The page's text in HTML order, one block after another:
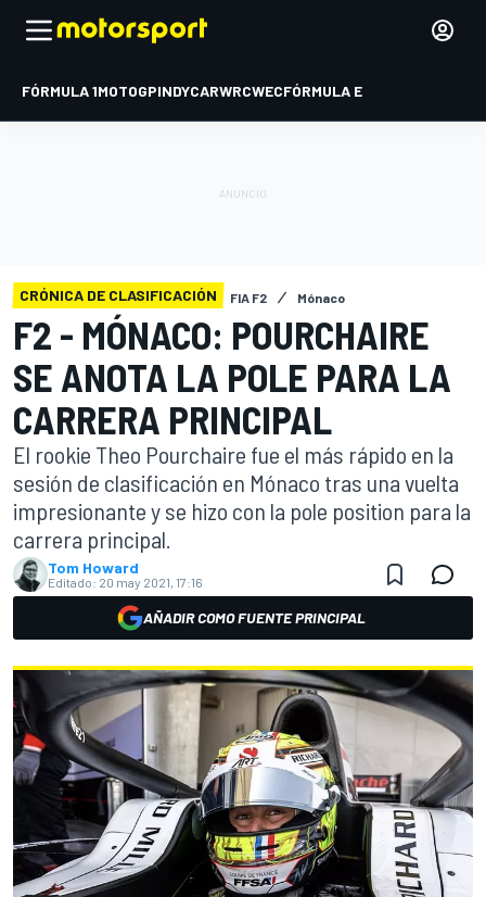
FÓRMULA 1MOTOGPINDYCARWRCWECFÓRMULA E
CRÓNICA DE CLASIFICACIÓN FIA F2 Mónaco
F2 - MÓNACO: POURCHAIRE
SE ANOTA LA POLE PARA LA
CARRERA PRINCIPAL
El rookie Theo Pourchaire fue el más rápido en la
sesión de clasificación en Mónaco tras una vuelta
impresionante y se hizo con la pole position para la
carrera principal.
Tom Howard
Editado: 20 may 2021, 17:16
AÑADIR COMO FUENTE PRINCIPAL